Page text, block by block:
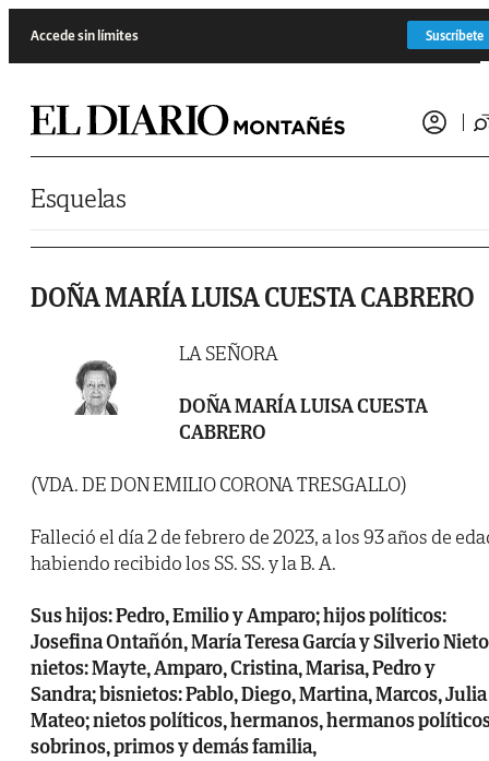
Accede sin límites Suscríbete
Esquelas
DOÑA MARÍA LUISA CUESTA CABRERO
LA SEÑORA
DOÑA MARÍA LUISA CUESTA
CABRERO
(VDA. DE DON EMILIO CORONA TRESGALLO)
Falleció el día 2 de febrero de 2023, a los 93 años de
habiendo recibido los SS. SS. y la B. A.
Sus hijos: Pedro, Emilio y Amparo; hijos políticos:
Josefina Ontañón, María Teresa García y Silverio
nietos: Mayte, Amparo, Cristina, Marisa, Pedro y
Sandra; bisnietos: Pablo, Diego, Martina, Marcos,
Mateo; nietos políticos, hermanos, hermanos
sobrinos, primos y demás familia,